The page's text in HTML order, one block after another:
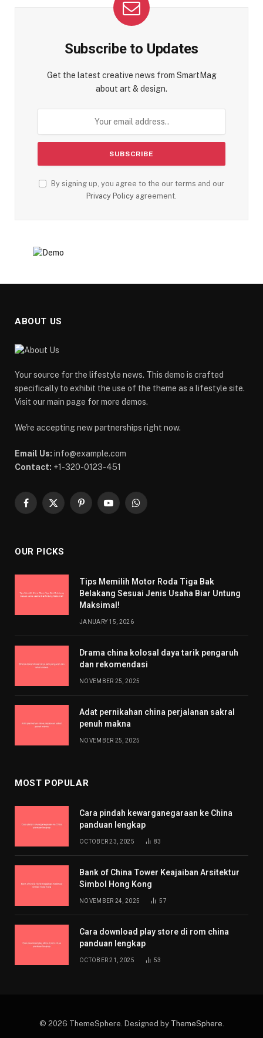
Subscribe to Updates
Get the latest creative news from SmartMag
about art & design.
By signing up, you agree to the our terms and our
Privacy Policy agreement.
ABOUT US
Your source for the lifestyle news. This demo is crafted
specifically to exhibit the use of the theme as a lifestyle site.
Visit our main page for more demos.
We're accepting new partnerships right now.
Email Us: info@example.com
Contact: +1-320-0123-451
Facebook
X
PinterestYouTubeWhatsApp
OUR PICKS
Tips Memilih Motor Roda Tiga Bak
Belakang Sesuai Jenis Usaha Biar Untung
Maksimal!
JANUARY 15, 2026
Drama china kolosal daya tarik pengaruh
dan rekomendasi
NOVEMBER 25, 2025
Adat pernikahan china perjalanan sakral
penuh makna
NOVEMBER 25, 2025
MOST POPULAR
Cara pindah kewarganegaraan ke China
panduan lengkap
OCTOBER 23, 2025 83
Bank of China Tower Keajaiban Arsitektur
Simbol Hong Kong
NOVEMBER 24, 2025 57
Cara download play store di rom china
panduan lengkap
OCTOBER 21, 2025 53
© 2026 ThemeSphere. Designed by ThemeSphere